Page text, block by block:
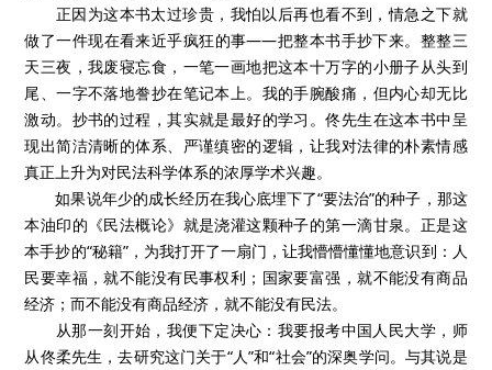
正因为这本书太过珍贵，我怕以后再也看不到，情急之下就
做了一件现在看来近乎疯狂的事——把整本书手抄下来。整整三
天三夜，我废寝忘食，一笔一画地把这本十万字的小册子从头到
尾、一字不落地誊抄在笔记本上。我的手腕酸痛，但内心却无比
激动。抄书的过程，其实就是最好的学习。佟先生在这本书中呈
现出简洁清晰的体系、严谨缜密的逻辑，让我对法律的朴素情感
真正上升为对民法科学体系的浓厚学术兴趣。
如果说年少的成长经历在我心底埋下了“要法治”的种子，那这
本油印的《民法概论》就是浇灌这颗种子的第一滴甘泉。正是这
本手抄的“秘籍”，为我打开了一扇门，让我懵懵懂懂地意识到：人
民要幸福，就不能没有民事权利；国家要富强，就不能没有商品
经济；而不能没有商品经济，就不能没有民法。
从那一刻开始，我便下定决心：我要报考中国人民大学，师
从佟柔先生，去研究这门关于“人”和“社会”的深奥学问。与其说是